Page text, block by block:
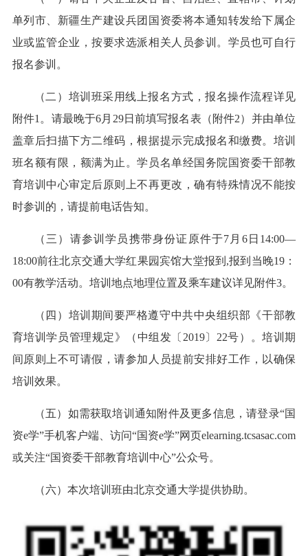
单列市、新疆生产建设兵团国资委将本通知转发给下属企
业或监管企业，按要求选派相关人员参训。学员也可自行
报名参训。
（二）培训班采用线上报名方式，报名操作流程详见
附件1。请最晚于6月29日前填写报名表（附件2）并由单位
盖章后扫描下方二维码，根据提示完成报名和缴费。培训
班名额有限，额满为止。学员名单经国务院国资委干部教
育培训中心审定后原则上不再更改，确有特殊情况不能按
时参训的，请提前电话告知。
（三）请参训学员携带身份证原件于7月6日14:00—
18:00前往北京交通大学红果园宾馆大堂报到,报到当晚19：
00有教学活动。培训地点地理位置及乘车建议详见附件3。
（四）培训期间要严格遵守中共中央组织部《干部教
育培训学员管理规定》（中组发〔2019〕22号）。培训期
间原则上不可请假，请参加人员提前安排好工作，以确保
培训效果。
（五）如需获取培训通知附件及更多信息，请登录“国
资e学”手机客户端、访问“国资e学”网页elearning.tcsasac.com
或关注“国资委干部教育培训中心”公众号。
（六）本次培训班由北京交通大学提供协助。